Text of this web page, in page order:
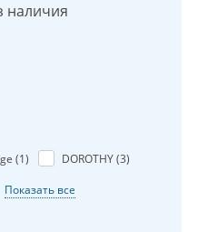
наличия
(1) DOROTHY (3)
Показать все